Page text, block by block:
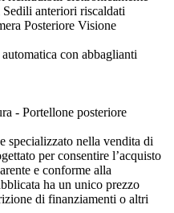
anteriori riscaldati
Posteriore Visione
con abbaglianti
- Portellone posteriore
specializzato nella vendita di
per consentire l’acquisto
e conforme alla
ha un unico prezzo
di finanziamenti o altri